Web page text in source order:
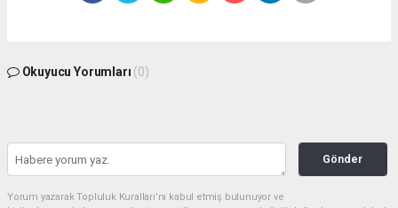
Okuyucu Yorumları (0)
Gönder
Yorum yazarak Topluluk Kuralları’nı kabul etmiş bulunuyor ve